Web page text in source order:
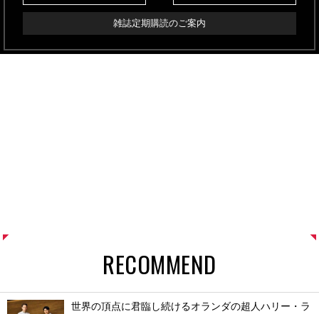
雑誌定期購読のご案内
RECOMMEND
世界の頂点に君臨し続けるオランダの超人ハリー・ラ